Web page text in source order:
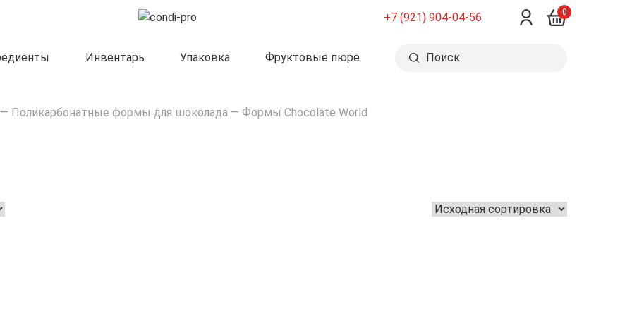
+7 (921) 904-04-56 0
Инвентарь Упаковка Фруктовые пюре Поиск
— Поликарбонатные формы для шоколада — Формы Chocolate World